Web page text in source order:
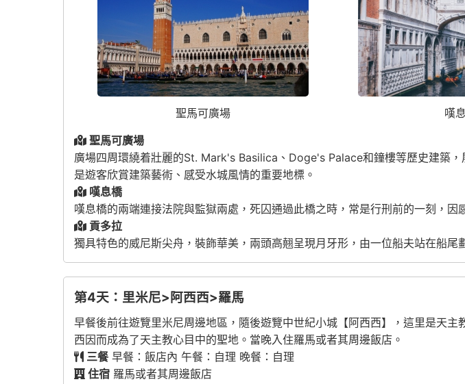
聖馬可廣場 嘆
聖馬可廣場
廣場四周環繞着壯麗的St. Mark's Basilica 、 Doge's Palace和鐘樓等歷史建築
是遊客欣賞建築藝術、感受水城風情的重要地標。
嘆息橋
嘆息橋的兩端連接法院與監獄兩處，死囚通過此橋之時，常是行刑前的一刻，
貢多拉
獨具特色的威尼斯尖舟，裝飾華美，兩頭高翹呈現月牙形，由一位船夫站在船
第4天：里米尼>阿西西>羅馬
早餐後前往遊覽里米尼周邊地區，隨後遊覽中世紀小城【阿西西】，這里是天
西因而成為了天主教心目中的聖地。當晚入住羅馬或者其周邊飯店。
三餐早餐：飯店內 午餐：自理 晚餐：自理
住宿 羅馬或者其周邊飯店